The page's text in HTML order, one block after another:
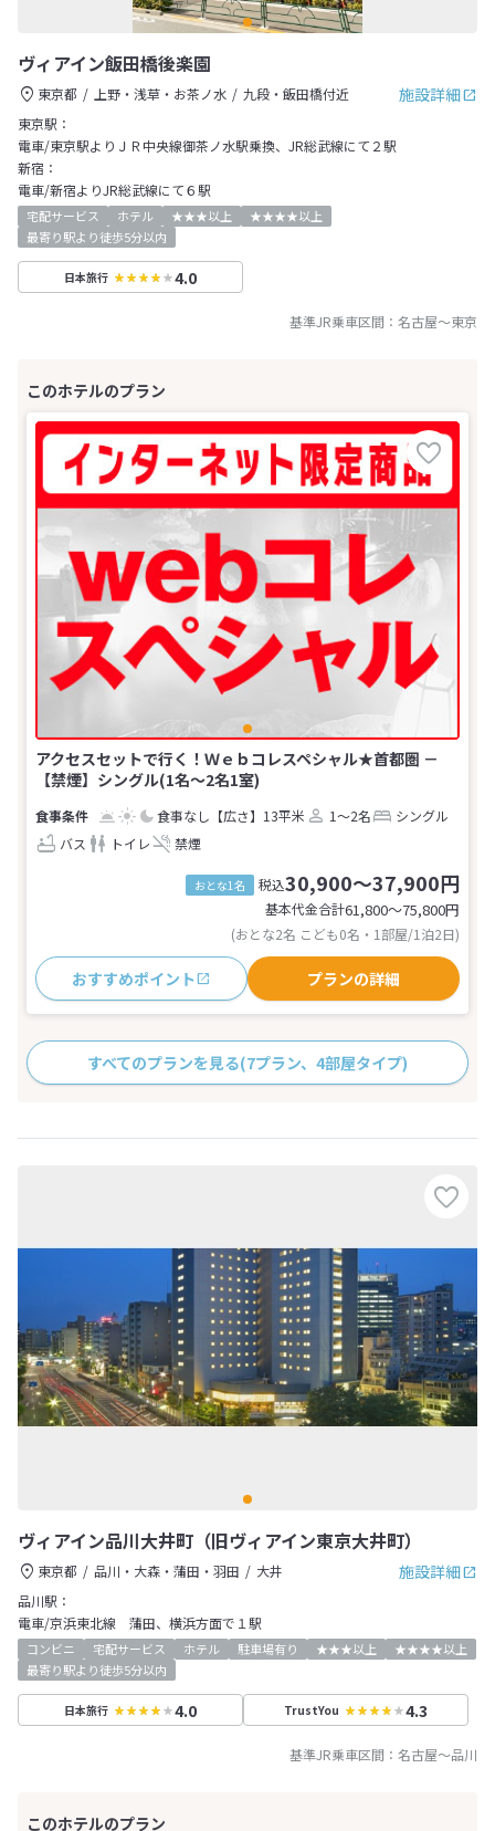
ヴィアイン飯田橋後楽園
施設詳細
東京都 上野・浅草・お茶ノ水
九段・飯田橋付近
東京駅：
電車/東京駅よりＪＲ中央線御茶ノ水駅乗換、JR総武線にて２駅
新宿：
電車/新宿よりJR総武線にて６駅
宅配サービス ホテル ★★★以上
★★★★以上
最寄り駅より徒歩5分以内
日本旅行 4.0
基準JR乗車区間： 名古屋～東京
アクセスセットで行く！Ｗｅｂコレスペシャル★首都圏 －
【禁煙】シングル(1名～2名1室)
食事なし 【広さ】13平米 1～2名
シングル
バス
トイレ 禁煙
おとな1名 税込30,900～37,900円
基本代金合計61,800〜75,800円
(おとな2名 こども0名・1部屋/1泊2日)
おすすめポイント プランの詳細
すべてのプランを見る(7プラン、4部屋タイプ)
ヴィアイン品川大井町（旧ヴィアイン東京大井町）
施設詳細
東京都 品川・大森・蒲田・羽田
大井
品川駅：
電車/京浜東北線 蒲田、横浜方面で１駅
コンビニ 宅配サービス ホテル 駐車場有り ★★★以上
★★★★以上
最寄り駅より徒歩5分以内
日本旅行 4.0 TrustYou 4.3
基準JR乗車区間： 名古屋～品川